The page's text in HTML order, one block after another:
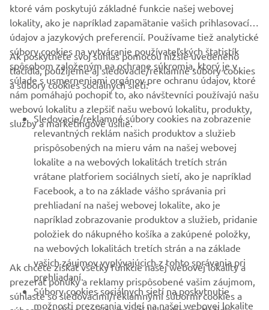
FIREMNÉ STRÁNKY
B2B
VIAC YAMAHA
PODPORA
BULLETIN
Získajte medzi prvými informácie o najnovších ponukách,
špeciálnych akciách, nových verziách a mnoho ďalšieho
PRIHLÁSIŤ SA NA ODBER
ktoré vám poskytujú základné funkcie našej webovej
lokality, ako je napríklad zapamätanie vašich prihlasovacích
údajov a jazykových preferencií. Používame tiež analytické
súbory cookies na vytváranie používateľských štatistík
spôsobom založeným na ochrane súkromia, ktorý je v
súlade s usmerneniami orgánov pre ochranu údajov, ktoré
nám pomáhajú pochopiť to, ako návštevníci používajú našu
webovú lokalitu a zlepšiť našu webovú lokalitu, produkty,
služby a marketingové úsilie.
Ak poskytnete svoj súhlas pomocou nižšie uvedeného
tlačidla, použijeme aj sledovacie/reklamné súbory cookies
a súbory cookies sociálnych sietí:
Sledovacie/reklamné súbory cookies na zobrazenie
relevantných reklám našich produktov a služieb
prispôsobených na mieru vám na našej webovej
lokalite a na webových lokalitách tretích strán
vrátane platforiem sociálnych sietí, ako je napríklad
Facebook, a to na základe vášho správania pri
prehliadaní na našej webovej lokalite, ako je
napríklad zobrazovanie produktov a služieb, pridanie
položiek do nákupného košíka a zakúpené položky,
na webových lokalitách tretích strán a na základe
vašich záujmov vyplývajúcich z tohto správania pri
prehliadaní.
Súbory cookies sociálnych sietí na poskytnutie
možnosti prezerania videí na našej webovej lokalite
Ak chcete získať všetky funkcie našej webovej lokality a
prezerať ponuky a reklamy prispôsobené vašim záujmom,
súhlaste so sledovacími/reklamnými súbormi cookies a